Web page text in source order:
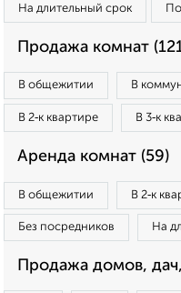
На длительный срок
Продажа комнат
В общежитии В
В 2‑к квартире В 3‑к
Аренда комнат (59)
В общежитии В 2‑к
Без посредников На
Продажа домов,